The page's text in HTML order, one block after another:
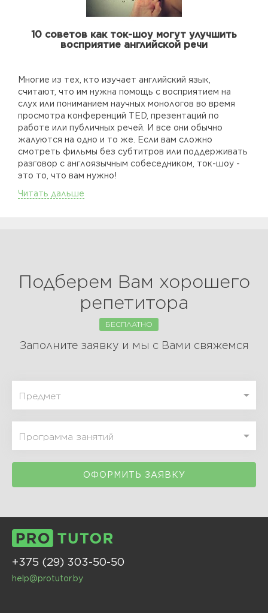
10 советов как ток-шоу могут улучшить
восприятие английской речи
Многие из тех, кто изучает английский язык,
считают, что им нужна помощь с восприятием на
слух или пониманием научных монологов во время
просмотра конференций TED, презентаций по
работе или публичных речей. И все они обычно
жалуются на одно и то же. Если вам сложно
смотреть фильмы без субтитров или поддерживать
разговор с англоязычным собеседником, ток-шоу -
это то, что вам нужно!
Читать дальше
Подберем Вам хорошего
репетитора
БЕСПЛАТНО
Заполните заявку и мы с Вами свяжемся
ОФОРМИТЬ ЗАЯВКУ
+375 (29) 303-50-50
help@protutor.by